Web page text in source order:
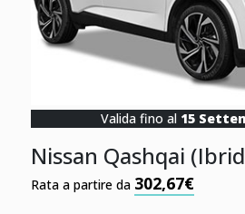
Valida fino al 15
Nissan Qashqai
Rata a partire da 302,67€